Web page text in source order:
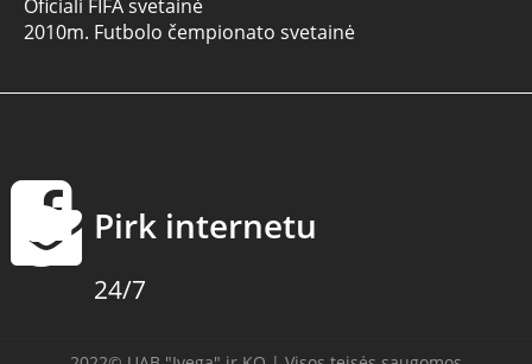
Oficiali FIFA svetainė
2010m. Futbolo čempionato svetainė
Pirk internetu
24/7